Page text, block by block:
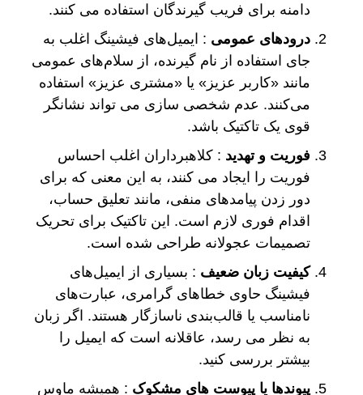
دامنه برای فریب گیرندگان استفاده می کنند.
درودهای عمومی : ایمیل‌های فیشینگ اغلب به
جای استفاده از نام گیرنده، از سلام‌های عمومی
مانند «کاربر عزیز» یا «مشتری عزیز» استفاده
می‌کنند. عدم شخصی سازی می تواند نشانگر
قوی یک تاکتیک باشد.
فوریت و تهدید : کلاهبرداران اغلب احساس
فوریت را ایجاد می کنند، به این معنی که برای
دور زدن پیامدهای منفی، مانند تعلیق حساب،
اقدام فوری لازم است. این تاکتیک برای تحریک
تصمیمات عجولانه طراحی شده است.
کیفیت زبان ضعیف : بسیاری از ایمیل‌های
فیشینگ حاوی خطاهای گرامری، عبارت‌های
نامناسب یا قالب‌بندی ناسازگار هستند. اگر زبان
به نظر می رسد، عاقلانه است که ایمیل را
بیشتر بررسی کنید.
پیوندها یا پیوست های مشکوک : همیشه ماوس